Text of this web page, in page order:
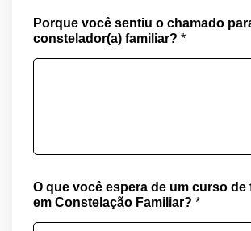
Porque você sentiu o chamado
constelador(a) familiar? *
O que você espera de um curso de
em Constelação Familiar? *